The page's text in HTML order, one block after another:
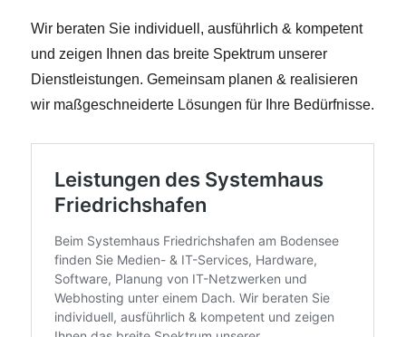
Wir beraten Sie individuell, ausführlich & kompetent
und zeigen Ihnen das breite Spektrum unserer
Dienstleistungen. Gemeinsam planen & realisieren
wir maßgeschneiderte Lösungen für Ihre Bedürfnisse.